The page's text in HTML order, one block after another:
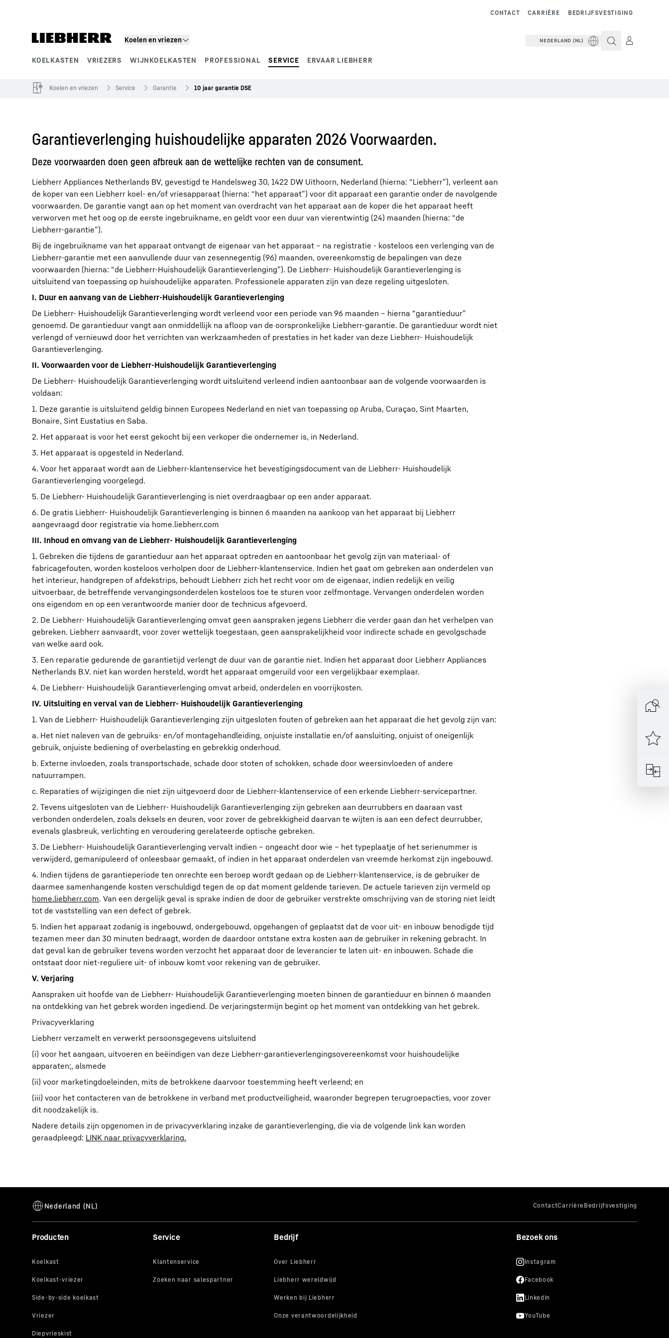
Koelen en vriezen
KOELKASTEN VRIEZERS WIJNKOELKASTEN PROFESSIONAL SERVICE ERVAAR LIEBHERR
BEDRIJFSVESTIGING
CARRIÈRE
CONTACT
NEDERLAND (NL)
Koelen en vriezen Service Garantie 10 jaar garantie DSE
Garantieverlenging huishoudelijke apparaten 2026 Voorwaarden.
Deze voorwaarden doen geen afbreuk aan de wettelijke rechten van de consument.
Liebherr Appliances Netherlands BV, gevestigd te Handelsweg 30, 1422 DW Uithoorn, Nederland (hierna: “Liebherr”), verleent aan
de koper van een Liebherr koel- en/of vriesapparaat (hierna: “het apparaat”) voor dit apparaat een garantie onder de navolgende
voorwaarden. De garantie vangt aan op het moment van overdracht van het apparaat aan de koper die het apparaat heeft
verworven met het oog op de eerste ingebruikname, en geldt voor een duur van vierentwintig (24) maanden (hierna: “de
Liebherr-garantie”).
Bij de ingebruikname van het apparaat ontvangt de eigenaar van het apparaat – na registratie - kosteloos een verlenging van de
Liebherr-garantie met een aanvullende duur van zesennegentig (96) maanden, overeenkomstig de bepalingen van deze
voorwaarden (hierna: “de Liebherr-Huishoudelijk Garantieverlenging”). De Liebherr- Huishoudelijk Garantieverlenging is
uitsluitend van toepassing op huishoudelijke apparaten. Professionele apparaten zijn van deze regeling uitgesloten.
I. Duur en aanvang van de Liebherr-Huishoudelijk Garantieverlenging
De Liebherr- Huishoudelijk Garantieverlenging wordt verleend voor een periode van 96 maanden – hierna “garantieduur”
genoemd. De garantieduur vangt aan onmiddellijk na afloop van de oorspronkelijke Liebherr-garantie. De garantieduur wordt niet
verlengd of vernieuwd door het verrichten van werkzaamheden of prestaties in het kader van deze Liebherr- Huishoudelijk
Garantieverlenging.
II. Voorwaarden voor de Liebherr-Huishoudelijk Garantieverlenging
De Liebherr- Huishoudelijk Garantieverlenging wordt uitsluitend verleend indien aantoonbaar aan de volgende voorwaarden is
voldaan:
1. Deze garantie is uitsluitend geldig binnen Europees Nederland en niet van toepassing op Aruba, Curaçao, Sint Maarten,
Bonaire, Sint Eustatius en Saba.
2. Het apparaat is voor het eerst gekocht bij een verkoper die ondernemer is, in Nederland.
3. Het apparaat is opgesteld in Nederland.
4. Voor het apparaat wordt aan de Liebherr-klantenservice het bevestigingsdocument van de Liebherr- Huishoudelijk
Garantieverlenging voorgelegd.
5. De Liebherr- Huishoudelijk Garantieverlenging is niet overdraagbaar op een ander apparaat.
6. De gratis Liebherr- Huishoudelijk Garantieverlenging is binnen 6 maanden na aankoop van het apparaat bij Liebherr
aangevraagd door registratie via home.liebherr.com
III. Inhoud en omvang van de Liebherr- Huishoudelijk Garantieverlenging
1. Gebreken die tijdens de garantieduur aan het apparaat optreden en aantoonbaar het gevolg zijn van materiaal- of
fabricagefouten, worden kosteloos verholpen door de Liebherr-klantenservice. Indien het gaat om gebreken aan onderdelen van
het interieur, handgrepen of afdekstrips, behoudt Liebherr zich het recht voor om de eigenaar, indien redelijk en veilig
uitvoerbaar, de betreffende vervangingsonderdelen kosteloos toe te sturen voor zelfmontage. Vervangen onderdelen worden
ons eigendom en op een verantwoorde manier door de technicus afgevoerd.
2. De Liebherr- Huishoudelijk Garantieverlenging omvat geen aanspraken jegens Liebherr die verder gaan dan het verhelpen van
gebreken. Liebherr aanvaardt, voor zover wettelijk toegestaan, geen aansprakelijkheid voor indirecte schade en gevolgschade
van welke aard ook.
3. Een reparatie gedurende de garantietijd verlengt de duur van de garantie niet. Indien het apparaat door Liebherr Appliances
Netherlands B.V. niet kan worden hersteld, wordt het apparaat omgeruild voor een vergelijkbaar exemplaar.
4. De Liebherr- Huishoudelijk Garantieverlenging omvat arbeid, onderdelen en voorrijkosten.
IV. Uitsluiting en verval van de Liebherr- Huishoudelijk Garantieverlenging
1. Van de Liebherr- Huishoudelijk Garantieverlenging zijn uitgesloten fouten of gebreken aan het apparaat die het gevolg zijn van:
a. Het niet naleven van de gebruiks- en/of montagehandleiding, onjuiste installatie en/of aansluiting, onjuist of oneigenlijk
gebruik, onjuiste bediening of overbelasting en gebrekkig onderhoud.
b. Externe invloeden, zoals transportschade, schade door stoten of schokken, schade door weersinvloeden of andere
natuurrampen.
c. Reparaties of wijzigingen die niet zijn uitgevoerd door de Liebherr-klantenservice of een erkende Liebherr-servicepartner.
2. Tevens uitgesloten van de Liebherr- Huishoudelijk Garantieverlenging zijn gebreken aan deurrubbers en daaraan vast
verbonden onderdelen, zoals deksels en deuren, voor zover de gebrekkigheid daarvan te wijten is aan een defect deurrubber,
evenals glasbreuk, verlichting en veroudering gerelateerde optische gebreken.
3. De Liebherr- Huishoudelijk Garantieverlenging vervalt indien – ongeacht door wie – het typeplaatje of het serienummer is
verwijderd, gemanipuleerd of onleesbaar gemaakt, of indien in het apparaat onderdelen van vreemde herkomst zijn ingebouwd.
4. Indien tijdens de garantieperiode ten onrechte een beroep wordt gedaan op de Liebherr-klantenservice, is de gebruiker de
daarmee samenhangende kosten verschuldigd tegen de op dat moment geldende tarieven. De actuele tarieven zijn vermeld op
home.liebherr.com. Van een dergelijk geval is sprake indien de door de gebruiker verstrekte omschrijving van de storing niet leidt
tot de vaststelling van een defect of gebrek.
5. Indien het apparaat zodanig is ingebouwd, ondergebouwd, opgehangen of geplaatst dat de voor uit- en inbouw benodigde tijd
tezamen meer dan 30 minuten bedraagt, worden de daardoor ontstane extra kosten aan de gebruiker in rekening gebracht. In
dat geval kan de gebruiker tevens worden verzocht het apparaat door de leverancier te laten uit- en inbouwen. Schade die
ontstaat door niet-reguliere uit- of inbouw komt voor rekening van de gebruiker.
V. Verjaring
Aanspraken uit hoofde van de Liebherr- Huishoudelijk Garantieverlenging moeten binnen de garantieduur en binnen 6 maanden
na ontdekking van het gebrek worden ingediend. De verjaringstermijn begint op het moment van ontdekking van het gebrek.
Privacyverklaring
Liebherr verzamelt en verwerkt persoonsgegevens uitsluitend
(i) voor het aangaan, uitvoeren en beëindigen van deze Liebherr-garantieverlengingsovereenkomst voor huishoudelijke
apparaten;, alsmede
(ii) voor marketingdoeleinden, mits de betrokkene daarvoor toestemming heeft verleend; en
(iii) voor het contacteren van de betrokkene in verband met productveiligheid, waaronder begrepen terugroepacties, voor zover
dit noodzakelijk is.
Nadere details zijn opgenomen in de privacyverklaring inzake de garantieverlenging, die via de volgende link kan worden
geraadpleegd: LINK naar privacyverklaring.
Producten Service Bedrijf Bezoek ons